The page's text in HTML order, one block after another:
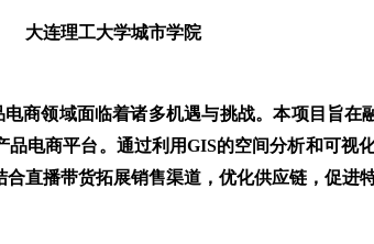
大连理工大学城市学院
商领域面临着诸多机遇与挑战。本项目旨在
电商平台。通过利用GIS的空间分析和可视
直播带货拓展销售渠道，优化供应链，促进